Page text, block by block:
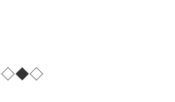
◆◇